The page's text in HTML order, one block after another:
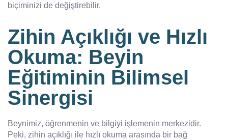
biçiminizi de değiştirebilir.
Zihin Açıklığı ve Hızlı
Okuma: Beyin
Eğitiminin Bilimsel
Sinergisi
Beynimiz, öğrenmenin ve bilgiyi işlemenin merkezidir.
Peki, zihin açıklığı ile hızlı okuma arasında bir bağ